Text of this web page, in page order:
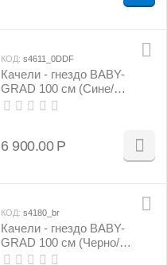
КОД: s4611_0DDF
Качели - гнездо BABY-
GRAD 100 см (Сине/
фиолетовый)
6 900.00 Р
КОД: s4180_br
Качели - гнездо BABY-
GRAD 100 см (Черно/
красный)